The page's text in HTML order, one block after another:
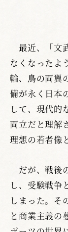
最近、「文
なくなったよ
輪、鳥の両翼
備が永く日本
して、現代的
両立だと理解
理想の若者像
だが、戦後
し、受験戦争
しまった。そ
と商業主義の